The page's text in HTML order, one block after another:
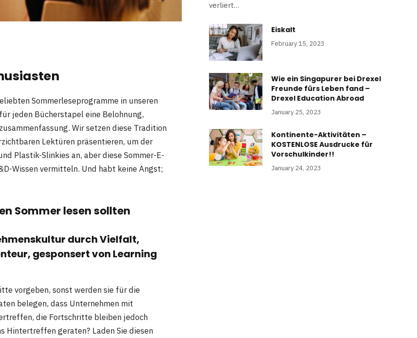
Sommerleseprogramme in unseren
jeden Bücherstapel eine Belohnung,
Wir setzen diese Tradition
Lektüren präsentieren, um der
Plastik-Slinkies an, aber diese Sommer-E-
Wissen vermitteln. Und habt keine Angst;
Sommer lesen sollten
durch Vielfalt,
gesponsert von Learning
vorgeben, sonst werden sie für die
belegen, dass Unternehmen mit
die Fortschritte bleiben jedoch
Hintertreffen geraten? Laden Sie diesen
verliert…
Eiskalt
February 15, 2023
Wie ein Singapurer bei Drexel
Freunde fürs Leben fand –
Drexel Education Abroad
January 25, 2023
Kontinente-Aktivitäten –
KOSTENLOSE Ausdrucke für
Vorschulkinder!!
January 24, 2023